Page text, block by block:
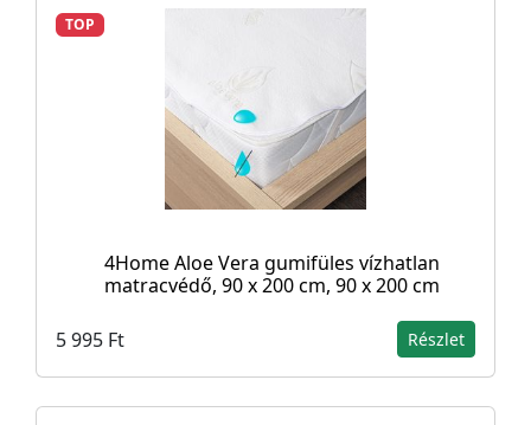
TOP
4Home Aloe Vera gumifüles vízhatlan
matracvédő, 90 x 200 cm, 90 x 200 cm
5 995 Ft Részlet